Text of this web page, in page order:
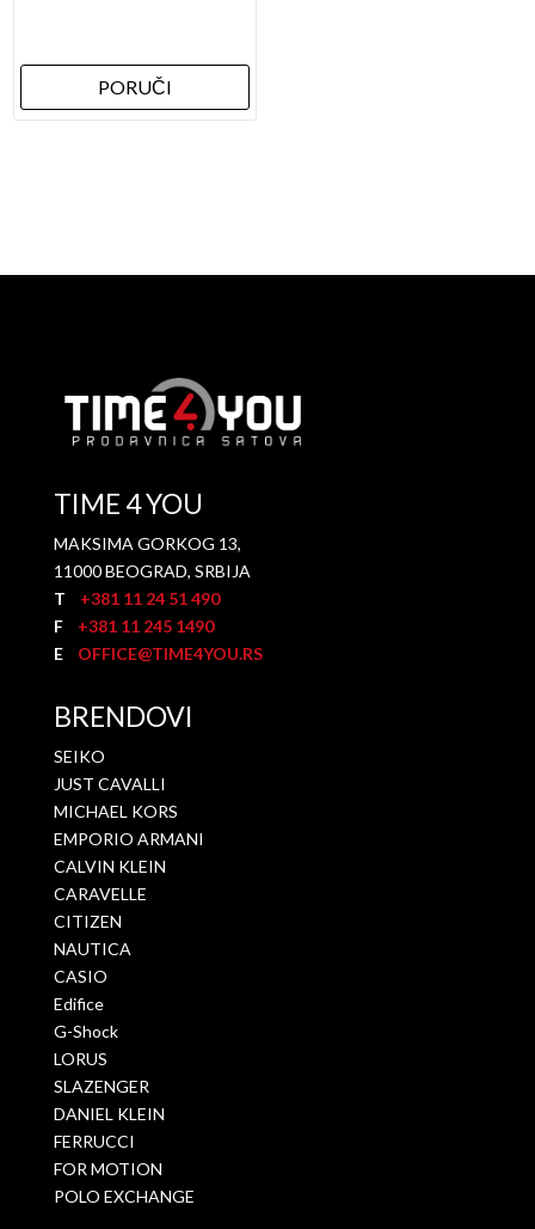
PORUČI
TIME 4 YOU
MAKSIMA GORKOG 13,
11000 BEOGRAD, SRBIJA
T +381 11 24 51 490
F+381 11 245 1490
E OFFICE@TIME4YOU.RS
BRENDOVI
SEIKO
JUST CAVALLI
MICHAEL KORS
EMPORIO ARMANI
CALVIN KLEIN
CARAVELLE
CITIZEN
NAUTICA
CASIO
Edifice
G-Shock
LORUS
SLAZENGER
DANIEL KLEIN
FERRUCCI
FOR MOTION
POLO EXCHANGE